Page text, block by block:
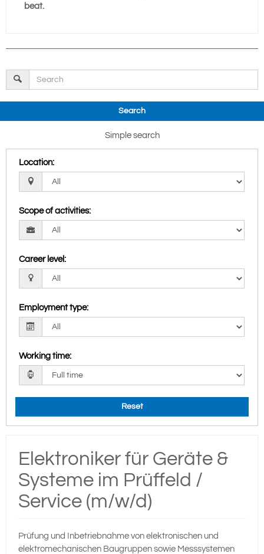
beat.
Search
Simple search
Location:
Scope of activities:
Career level:
Employment type:
Working time:
Reset
Elektroniker für Geräte &
Systeme im Prüffeld /
Service (m/w/d)
Prüfung und Inbetriebnahme von elektronischen und
elektromechanischen Baugruppen sowie Messsystemen